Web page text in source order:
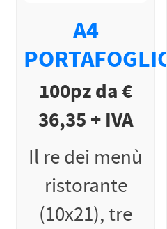
A4
PORTAFOGLIO
100pz da €
36,35 + IVA
Il re dei menù
ristorante
(10x21), tre